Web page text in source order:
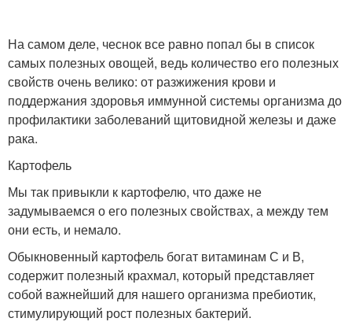
На самом деле, чеснок все равно попал бы в список
самых полезных овощей, ведь количество его полезных
свойств очень велико: от разжижения крови и
поддержания здоровья иммунной системы организма до
профилактики заболеваний щитовидной железы и даже
рака.
Картофель
Мы так привыкли к картофелю, что даже не
задумываемся о его полезных свойствах, а между тем
они есть, и немало.
Обыкновенный картофель богат витаминам С и В,
содержит полезный крахмал, который представляет
собой важнейший для нашего организма пребиотик,
стимулирующий рост полезных бактерий.